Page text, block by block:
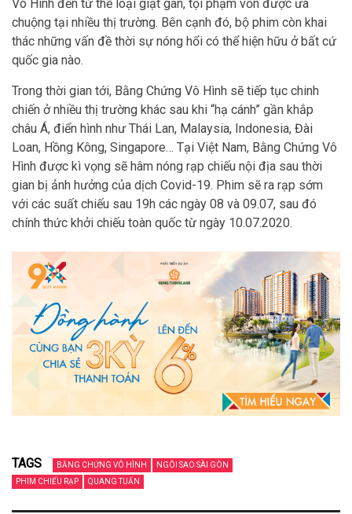
Vô Hình đến từ thể loại giật gân, tội phạm vốn được ưa
chuộng tại nhiều thị trường. Bên cạnh đó, bộ phim còn khai
thác những vấn đề thời sự nóng hổi có thể hiện hữu ở bất cứ
quốc gia nào.
Trong thời gian tới, Bằng Chứng Vô Hình sẽ tiếp tục chinh
chiến ở nhiều thị trường khác sau khi “hạ cánh” gần khắp
châu Á, điển hình như Thái Lan, Malaysia, Indonesia, Đài
Loan, Hồng Kông, Singapore… Tại Việt Nam, Bằng Chứng Vô
Hình được kì vọng sẽ hâm nóng rạp chiếu nội địa sau thời
gian bị ảnh hưởng của dịch Covid-19. Phim sẽ ra rạp sớm
với các suất chiếu sau 19h các ngày 08 và 09.07, sau đó
chính thức khởi chiếu toàn quốc từ ngày 10.07.2020.
TAGS BẰNG CHỨNG VÔ HÌNH
NGÔI SAO SÀI GÒN
PHIM CHIẾU RẠP
QUANG TUẤN